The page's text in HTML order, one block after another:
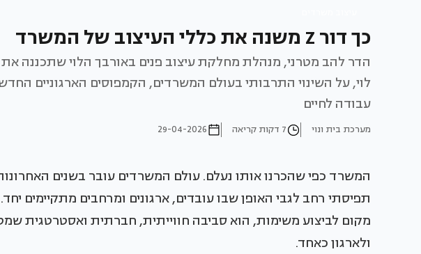
כך דור Z משנה את כללי העיצוב של המשרד
לוי, על השינוי התרבותי בעולם המשרדים, הקמפוסים הארגוניים
עבודה לחיים
מערכת בית ונוי 7 דקות קריאה 29-04-2026
המשרד כפי שהכרנו אותו נעלם. עולם המשרדים עובר בשנים
תפיסתי רחב לגבי האופן שבו עובדים, ארגונים ומרחבים מתקיימים
מקום לביצוע משימות, הוא סביבה חווייתית, חברתית ואסטרטגית
ולארגון כאחד.